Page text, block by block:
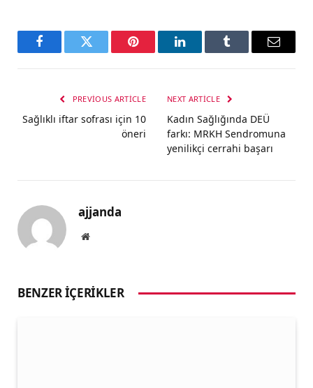
FacebookTwitter Pinterest LinkedInTumblr Email
PREVIOUS ARTICLE
Sağlıklı iftar sofrası için 10
öneri
NEXT ARTICLE
Kadın Sağlığında DEÜ
farkı: MRKH Sendromuna
yenilikçi cerrahi başarı
ajjanda
Website
BENZER İÇERIKLER